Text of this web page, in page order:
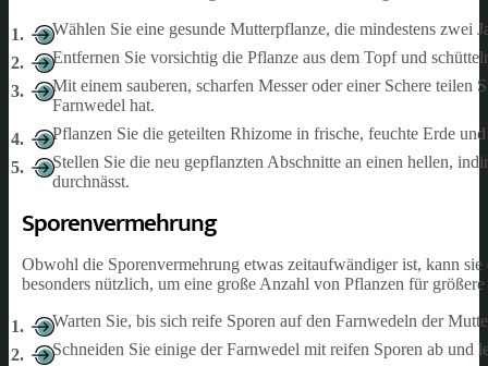
Wählen Sie eine gesunde Mutterpflanze, die mindestens zwei
Entfernen Sie vorsichtig die Pflanze aus dem Topf und
Mit einem sauberen, scharfen Messer oder einer Schere
Farnwedel hat.
Pflanzen Sie die geteilten Rhizome in frische, feuchte Erde
Stellen Sie die neu gepflanzten Abschnitte an einen hellen,
durchnässt.
Sporenvermehrung
Obwohl die Sporenvermehrung etwas zeitaufwändiger ist, kann
besonders nützlich, um eine große Anzahl von Pflanzen für
Warten Sie, bis sich reife Sporen auf den Farnwedeln der
Schneiden Sie einige der Farnwedel mit reifen Sporen ab und